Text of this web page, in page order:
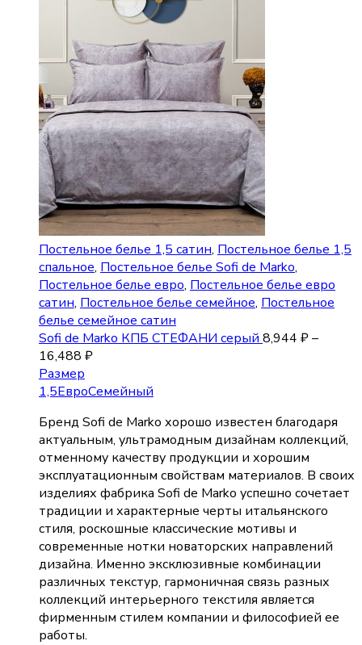
Постельное белье 1,5 сатин, Постельное белье 1,5
спальное, Постельное белье Sofi de Marko,
Постельное белье евро, Постельное белье евро
сатин, Постельное белье семейное, Постельное
белье семейное сатин
Sofi de Marko КПБ СТЕФАНИ серый 8,944 ₽–
16,488 ₽
Размер
1,5ЕвроСемейный
Бренд Sofi de Marko хорошо известен благодаря
актуальным, ультрамодным дизайнам коллекций,
отменному качеству продукции и хорошим
эксплуатационным свойствам материалов. В своих
изделиях фабрика Sofi de Marko успешно сочетает
традиции и характерные черты итальянского
стиля, роскошные классические мотивы и
современные нотки новаторских направлений
дизайна. Именно эксклюзивные комбинации
различных текстур, гармоничная связь разных
коллекций интерьерного текстиля является
фирменным стилем компании и философией ее
работы.